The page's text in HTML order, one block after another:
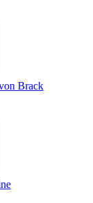
Brack